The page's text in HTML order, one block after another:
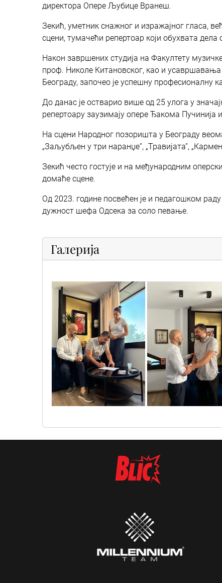
директора Опере Љубице Вранеш.
Зекић, уметник снажног и изражајног гласа,
сцени, тумачећи репертоар који обухвата
Након завршених студија на Факултету
проф. Николе Китановског, као и
Београду, започео је успешну професионалну
До данас је остварио више од 25 улога у
репертоару заузимају опере Ђакома Пучинија
На сцени Народног позоришта у Београду
„Заљубљен у три наранџе”, „Травијата”,
Зекић често гостује и на међународним
домаће сцене.
Од 2023. године посвећен је и педагошком
дужност шефа Одсека за соло певање.
Галерија
vuk_1 vuk_2